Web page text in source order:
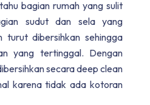
bagian rumah yang sulit
sudut dan sela yang
turut dibersihkan sehingga
yang tertinggal. Dengan
secara deep clean
karena tidak ada kotoran